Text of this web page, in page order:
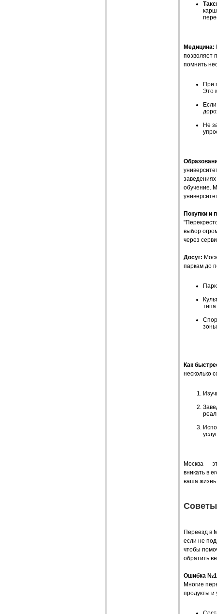
Медицина:
позволяет
помнить
При
Это
Не
обучение.
Покупки и
выбор
через
Досуг:
паркам до
Как
несколько
Москва —
вникать в
ваша жизнь
Переезд в
если не
чтобы
обратить
Ошибка
Многие
продукты и